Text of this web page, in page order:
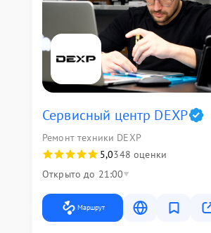
Сервисный центр DEXP
Ремонт техники DEXP
5,0348 оценки
Открыто до 21:00
Маршрут